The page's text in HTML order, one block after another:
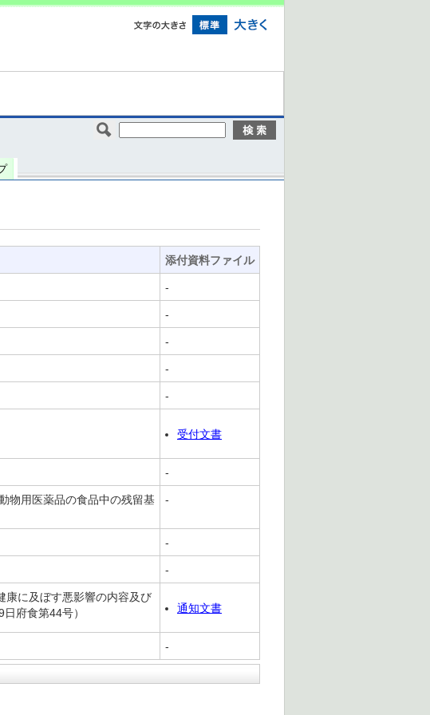
添付資料ファイル
-
-
-
-
-
受付文書
-
物用医薬品の食品中の残留基
-
-
-
康に及ぼす悪影響の内容及び
府食第44号）
通知文書
-